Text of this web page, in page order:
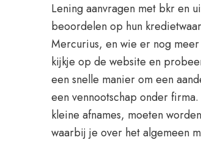
Lening aanvragen met bkr en
beoordelen op hun
Mercurius, en wie er nog
kijkje op de website en
een snelle manier om een
een vennootschap onder
kleine afnames, moeten
waarbij je over het algemeen